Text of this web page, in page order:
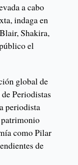
a cabo
indaga en
Shakira,
el
global de
Periodistas
periodista
patrimonio
como Pilar
de